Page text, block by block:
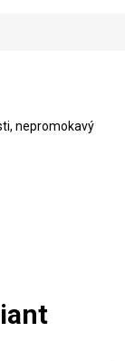
nepromokavý